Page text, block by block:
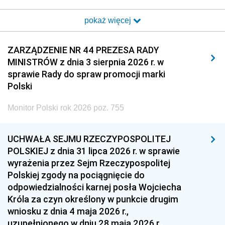
2017 2016 2015
2014 2013 2012
2011 2010 2009
2008 2007 2006
2005
1996 1995 1994
1993 1992 1991
1990 1989
1987 1986 1985
1984 1983
pokaż więcej
ZARZĄDZENIE NR 44 PREZESA RADY
MINISTRÓW z dnia 3 sierpnia 2026 r. w
sprawie Rady do spraw promocji marki
Polski
Monitor Polski rok 2026 poz. 755
UCHWAŁA SEJMU RZECZYPOSPOLITEJ
POLSKIEJ z dnia 31 lipca 2026 r. w sprawie
wyrażenia przez Sejm Rzeczypospolitej
Polskiej zgody na pociągnięcie do
odpowiedzialności karnej posła Wojciecha
Króla za czyn określony w punkcie drugim
wniosku z dnia 4 maja 2026 r.,